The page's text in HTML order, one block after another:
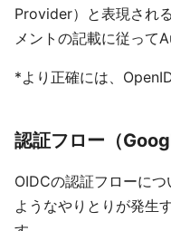
Provider）と表現され
メントの記載に従って
*より正確には、
認証フロー（
OIDCの認証フローに
ようなやりとりが発生